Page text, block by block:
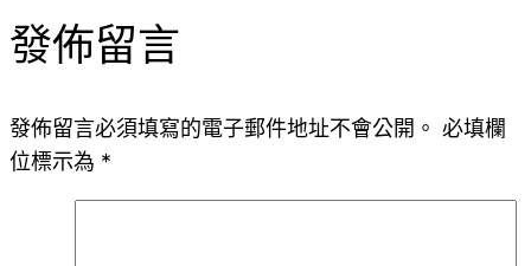
發佈留言
發佈留言必須填寫的電子郵件地址不會公開。 必填欄
位標示為 *